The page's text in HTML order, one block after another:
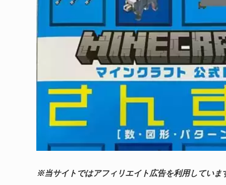
※当サイトではアフィリエイト広告を利用していま